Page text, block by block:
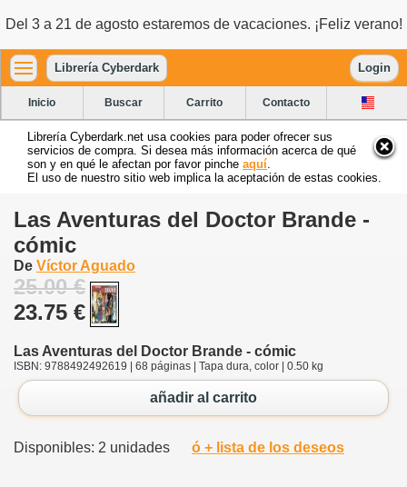
Del 3 a 21 de agosto estaremos de vacaciones. ¡Feliz verano!
Librería Cyberdark Login
Inicio Buscar Carrito Contacto
Librería Cyberdark.net usa cookies para poder ofrecer sus
servicios de compra. Si desea más información acerca de qué
son y en qué le afectan por favor pinche aquí
El uso de nuestro sitio web implica la aceptación de estas cookies.
Las Aventuras del Doctor Brande -
cómic
De Víctor Aguado
25.00 €
23.75 €
Las Aventuras del Doctor Brande - cómic
ISBN: 9788492492619 | 68 páginas | Tapa dura, color | 0.50 kg
añadir al carrito
Disponibles: 2 unidades ó + lista de los deseos